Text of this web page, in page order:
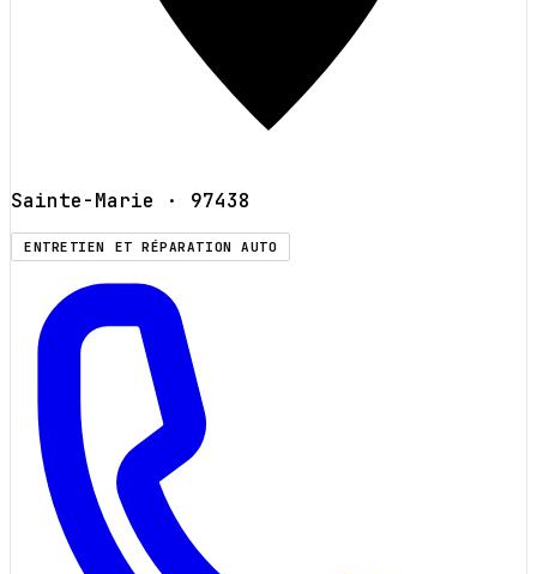
Sainte-Marie · 97438
ENTRETIEN ET RÉPARATION AUTO